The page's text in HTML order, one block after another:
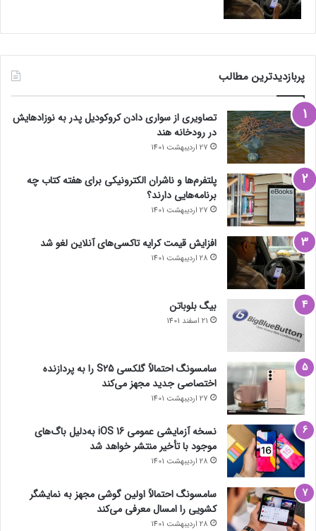
پربازدیدترین مطالب
تصاویری از سواری دادن کروکودیل پدر به نوزادهایش
در رودخانه هند
27 اردیبهشت 1401
پلتفرم‌ها و ناشران الکترونیکی برای هفته کتاب چه
برنامه‌هایی دارند؟
27 اردیبهشت 1401
افزایش قیمت کرایه تاکسی‌های آنلاین لغو شد
28 اردیبهشت 1401
بیگ بلوباتن
21 اسفند 1401
سامسونگ احتمالاً گلکسی S25 را به پردازنده
اختصاصی جدید مجهز می‌کند
27 اردیبهشت 1401
نسخه آزمایشی عمومی iOS 16 به‌دلیل باگ‌های
موجود با تأخیر منتشر خواهد شد
28 اردیبهشت 1401
سامسونگ احتمالاً اولین گوشی مجهز به نمایشگر
کشویی را امسال معرفی می‌کند
28 اردیبهشت 1401